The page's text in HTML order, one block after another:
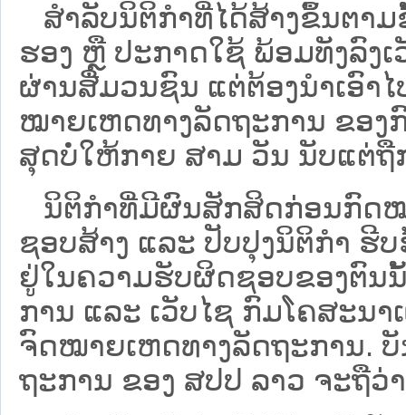
ສໍາລັບນິຕິກໍາທີ່ໄດ້ສ້າງຂຶ້ນຕາ
ຮອງ ຫຼື ປະກາດໃຊ້ ພ້ອມທັງລົງ
ຜ່ານສື່ມວນຊົນ ແຕ່ຕ້ອງນໍາເອົາ
ໝາຍ​ເຫດ​ທາງ​ລັດ​ຖະ​ການ​ ຂອ
ສຸດບໍ່ໃຫ້ກາຍ ສາມ ວັນ ນັບແຕ່ຖື
ນິ​ຕິ​ກຳ​ທີ່​ມີ​ຜົນ​ສັກ​ສິດ​ກ່ອນ​ກົດ​ໝ
ຊອບ​ສ້າງ ແລະ ປັບ​ປຸງນິ​ຕິ​ກຳ ຮີ
ຢູ່ໃນຄວາມຮັບຜິດຊອບຂອງຕົນ
ການ ແລະ ເວັບໄຊ​ ກົມໂຄສະນ
ຈົດໝາຍເຫດທາງລັດຖະການ.
ຖະ​ການ ຂອງ ສປ​ປ ລາວ ​ຈະຖື​